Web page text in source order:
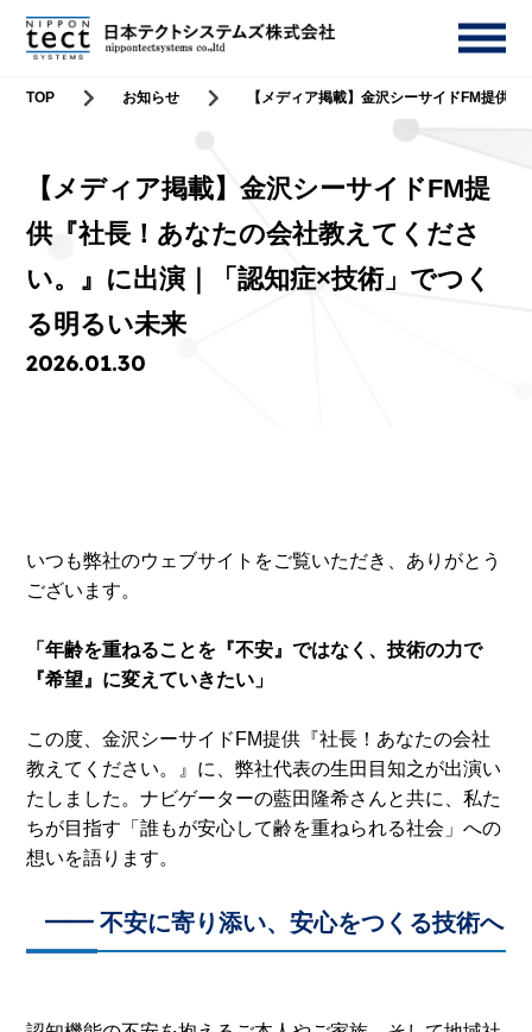
TOP お知らせ 【メディア掲載】金沢シーサイドFM提供
【メディア掲載】金沢シーサイドFM提
供『社長！あなたの会社教えてくださ
い。』に出演｜「認知症×技術」でつく
る明るい未来
2026.01.30
いつも弊社のウェブサイトをご覧いただき、ありがとう
ございます。
「年齢を重ねることを『不安』ではなく、技術の力で
『希望』に変えていきたい」
この度、金沢シーサイドFM提供『社長！あなたの会社
教えてください。』に、弊社代表の生田目知之が出演い
たしました。ナビゲーターの藍田隆希さんと共に、私た
ちが目指す「誰もが安心して齢を重ねられる社会」への
想いを語ります。
━━ 不安に寄り添い、安心をつくる技術へ